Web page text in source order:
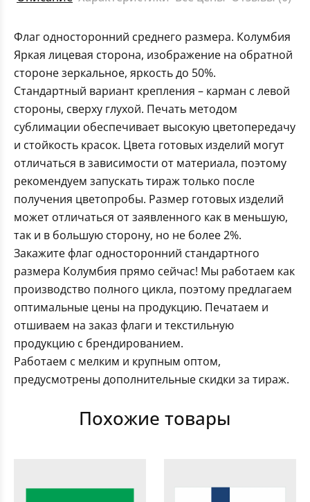
Флаг односторонний среднего размера. Колумбия
Яркая лицевая сторона, изображение на обратной
стороне зеркальное, яркость до 50%.
Стандартный вариант крепления – карман с левой
стороны, сверху глухой. Печать методом
сублимации обеспечивает высокую цветопередачу
и стойкость красок. Цвета готовых изделий могут
отличаться в зависимости от материала, поэтому
рекомендуем запускать тираж только после
получения цветопробы. Размер готовых изделий
может отличаться от заявленного как в меньшую,
так и в большую сторону, но не более 2%.
Закажите флаг односторонний стандартного
размера Колумбия прямо сейчас! Мы работаем как
производство полного цикла, поэтому предлагаем
оптимальные цены на продукцию. Печатаем и
отшиваем на заказ флаги и текстильную
продукцию с брендированием.
Работаем с мелким и крупным оптом,
предусмотрены дополнительные скидки за тираж.
Похожие товары